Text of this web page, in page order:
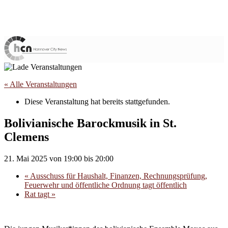
« Alle Veranstaltungen
Diese Veranstaltung hat bereits stattgefunden.
Bolivianische Barockmusik in St.
Clemens
21. Mai 2025 von 19:00 bis 20:00
« Ausschuss für Haushalt, Finanzen, Rechnungsprüfung,
Feuerwehr und öffentliche Ordnung tagt öffentlich
Rat tagt »